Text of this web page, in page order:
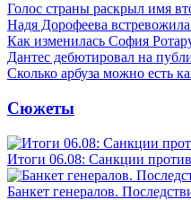
Голос страны раскрыл имя
Надя Дорофеева
Как изменилась София
Дантес дебютировал на
Сколько арбуза можно есть
Сюжеты
Итоги 06.08: Санкции
Банкет генералов.